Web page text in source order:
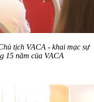
tịch VACA - khai mạc sự
15 năm của VACA